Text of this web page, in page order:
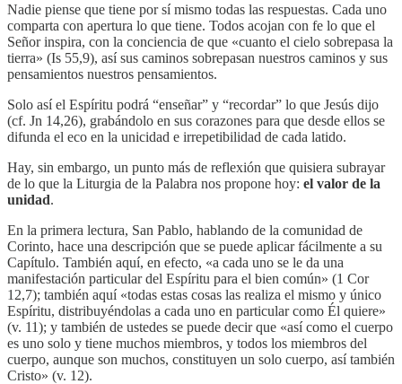
Nadie piense que tiene por sí mismo todas las respuestas. Cada uno
comparta con apertura lo que tiene. Todos acojan con fe lo que el
Señor inspira, con la conciencia de que «cuanto el cielo sobrepasa la
tierra» (Is 55,9), así sus caminos sobrepasan nuestros caminos y sus
pensamientos nuestros pensamientos.
Solo así el Espíritu podrá “enseñar” y “recordar” lo que Jesús dijo
(cf. Jn 14,26), grabándolo en sus corazones para que desde ellos se
difunda el eco en la unicidad e irrepetibilidad de cada latido.
Hay, sin embargo, un punto más de reflexión que quisiera subrayar
de lo que la Liturgia de la Palabra nos propone hoy: el valor de la
unidad.
En la primera lectura, San Pablo, hablando de la comunidad de
Corinto, hace una descripción que se puede aplicar fácilmente a su
Capítulo. También aquí, en efecto, «a cada uno se le da una
manifestación particular del Espíritu para el bien común» (1 Cor
12,7); también aquí «todas estas cosas las realiza el mismo y único
Espíritu, distribuyéndolas a cada uno en particular como Él quiere»
(v. 11); y también de ustedes se puede decir que «así como el cuerpo
es uno solo y tiene muchos miembros, y todos los miembros del
cuerpo, aunque son muchos, constituyen un solo cuerpo, así también
Cristo» (v. 12).